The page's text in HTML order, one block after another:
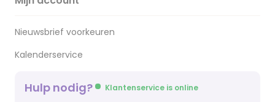
Nieuwsbrief voorkeuren
Kalenderservice
Hulp nodig? Klantenservice is online